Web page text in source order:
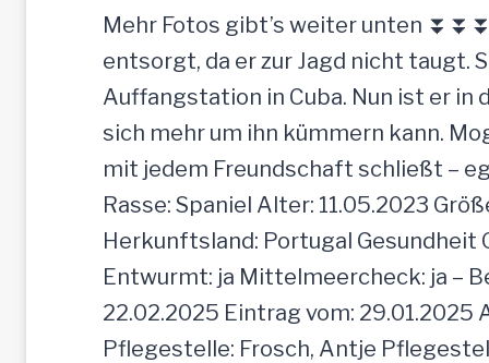
r
d
e
e
i
n
f
a
c
h
Mehr Fotos gibt’s weiter unten
entsorgt, da er zur Jagd nicht taugt.
Auffangstation in Cuba. Nun ist er in
sich mehr um ihn kümmern kann.
mit jedem Freundschaft schließt –
Rasse: Spaniel Alter: 11.05.2023
Herkunftsland: Portugal Gesundheit
Entwurmt: ja Mittelmeercheck: ja –
22.02.2025 Eintrag vom: 29.01.2025
Pflegestelle: Frosch, Antje